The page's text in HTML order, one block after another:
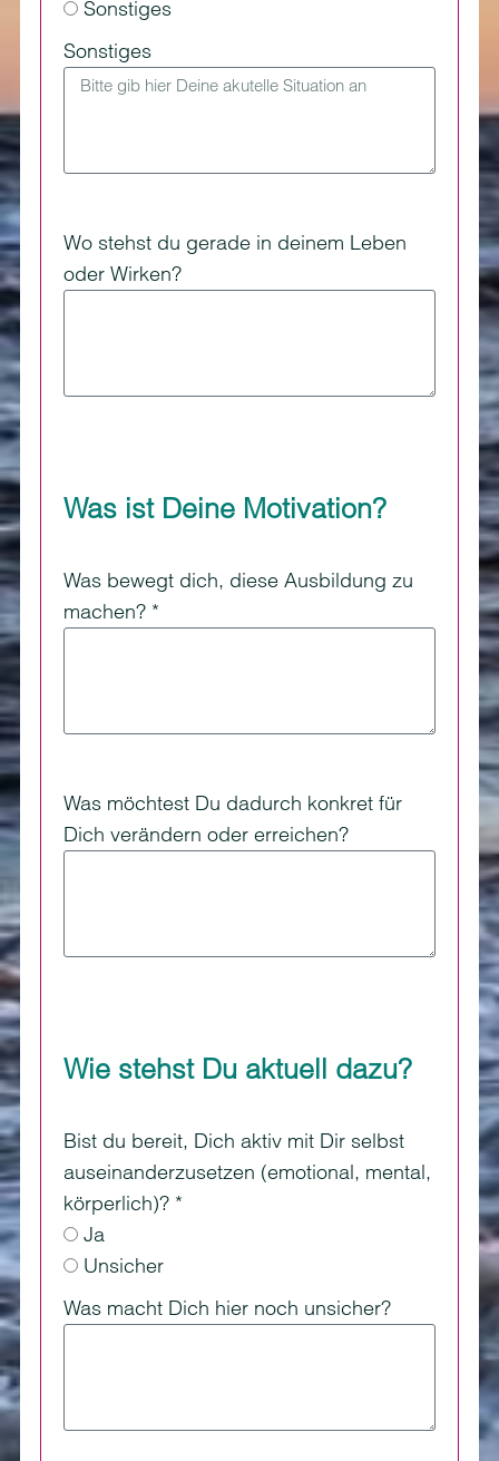
Sonstiges
Sonstiges
Wo stehst du gerade in deinem Leben
oder Wirken?
Was ist Deine Motivation?
Was bewegt dich, diese Ausbildung zu
machen? *
Was möchtest Du dadurch konkret für
Dich verändern oder erreichen?
Wie stehst Du aktuell dazu?
Bist du bereit, Dich aktiv mit Dir selbst
auseinanderzusetzen (emotional, mental,
körperlich)? *
Ja
Unsicher
Was macht Dich hier noch unsicher?